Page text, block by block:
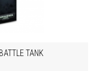
TANK